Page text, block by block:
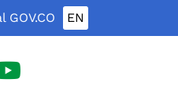
GOV.CO EN